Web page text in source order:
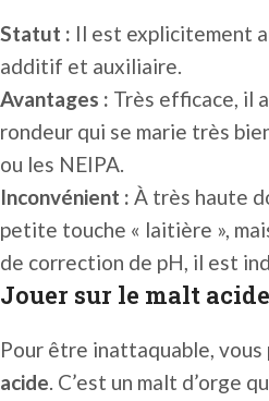
Statut : Il est explicitement
additif et auxiliaire.
Avantages : Très efficace, il
rondeur qui se marie très
ou les NEIPA.
Inconvénient : À très haute
petite touche « laitière »,
de correction de pH, il est
Jouer sur le malt acide
Pour être inattaquable,
acide. C’est un malt d’orge